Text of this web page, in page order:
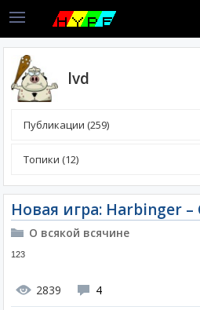
lvd
Публикации (259)
Топики (12)
Новая игра: Harbinger –
О всякой всячине
123
2839 4